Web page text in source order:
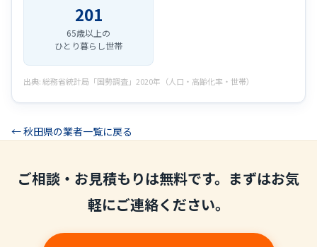
201
65歳以上の
ひとり暮らし世帯
出典: 総務省統計局「国勢調査」2020年（人口・高齢化率・世帯）
← 秋田県の業者一覧に戻る
ご相談・お見積もりは無料です。まずはお気
軽にご連絡ください。